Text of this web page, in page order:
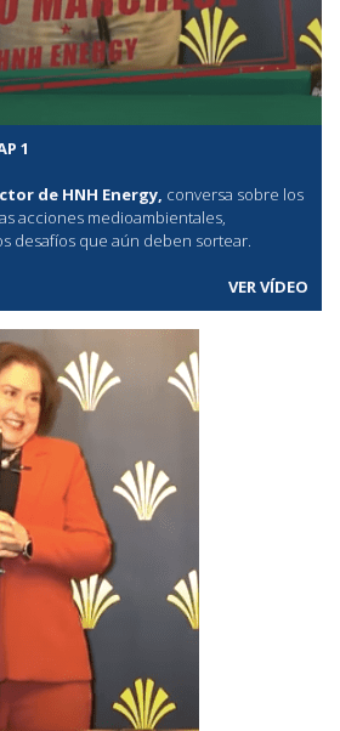
1
de HNH Energy, conversa sobre los
acciones medioambientales,
desafíos que aún deben sortear.
VER VÍDEO